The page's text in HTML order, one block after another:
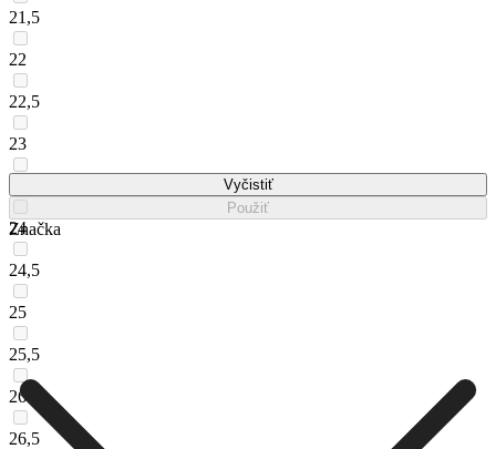
21,5
22
22,5
23
24
24,5
25
25,5
26
26,5
Vyčistiť
Použiť
Značka